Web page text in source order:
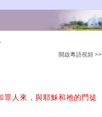
開啟粵語視頻 >>
罪人來，與耶穌和祂的門徒